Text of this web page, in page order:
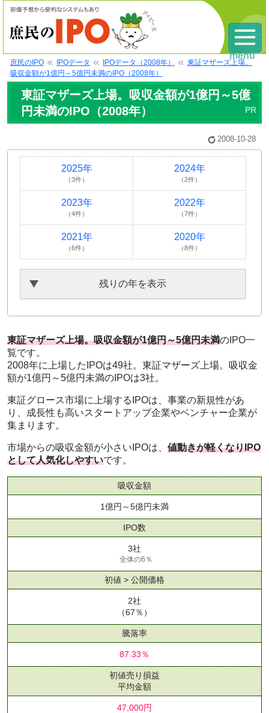
庶民のIPO IPOデータ IPOデータ（2008年）
東証マザーズ上場。
吸収金額が1億円～5億円未満のIPO（2008年）
東証マザーズ上場。吸収金額が1億円～5億
円未満のIPO（2008年）
2008-10-28
2025年
（3件）
2024年
（2件）
2023年
（4件）
2022年
（7件）
2021年
（6件）
2020年
（8件）
残りの年を表示
東証マザーズ上場。吸収金額が1億円～5億円未満のIPO一
覧です。
2008年に上場したIPOは49社。東証マザーズ上場。吸収金
額が1億円～5億円未満のIPOは3社。
東証グロース市場に上場するIPOは、事業の新規性があ
り、成長性も高いスタートアップ企業やベンチャー企業が
集まります。
市場からの吸収金額が小さいIPOは、 値動きが軽くなりIPO
として人気化しやすいです。
吸収金額
1億円～5億円未満
IPO数
3社
全体の6％
初値 > 公開価格
2社
（67％）
騰落率
87.33％
初値売り損益
平均金額
47,000円
menu